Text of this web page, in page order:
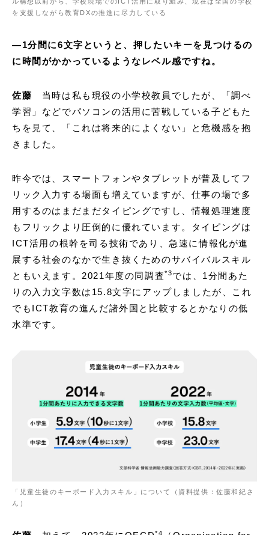
を支援しながら教育DXの推進に尽力している
―1分間に6文字というと、押したいキーを見つけるの
に時間がかかっているようなレベル感ですね。
佐藤
当時は私も現役の小学校教員でしたが、「調べ
学習」などでパソコンの活用に苦戦している子どもた
ちを見て、「これは将来的によくない」と危機感を抱
きました。
昨今では、スマートフォンやタブレットが普及してフ
リック入力する場面も増えていますが、仕事の場で多
用するのはまだまだタイピングですし、情報処理速度
もフリックより圧倒的に優れています。タイピングは
ICT活用の根幹を司る技術であり、急速に情報化が進
展する社会のなかで生き抜くためのサバイバルスキル
ともいえます。2021年度の同調査*3では、1分間あた
りの入力文字数は15.8文字にアップしましたが、これ
でもICT教育の進んだ諸外国と比較するとかなりの低
水準です。
「児童生徒のキーボード入力スキル」について（資料提供：佐藤和紀さ
ん）
*4